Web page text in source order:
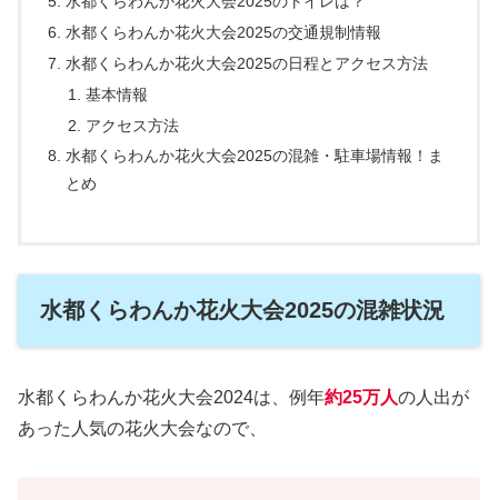
水都くらわんか花火大会2025の交通規制情報
水都くらわんか花火大会2025の日程とアクセス方法
基本情報
アクセス方法
水都くらわんか花火大会2025の混雑・駐車場情報！ま
とめ
水都くらわんか花火大会2025の混雑状況
水都くらわんか花火大会2024は、例年約25万人の人出が
あった人気の花火大会なので、